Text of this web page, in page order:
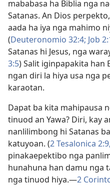
mababasa ha Biblia nga
Satanas. An Dios
aada ha iya nga mahimo
(Deuteronomio 32:4; Job
Satanas hi Jesus, nga
3:5) Salit iginpapakita han
ngan diri la hiya usa nga
karaotan.
Dapat ba kita mahipausa
tinuod an Yawa? Diri, kay
nanlilimbong hi Satanas
katuyoan. (2 Tesalonica
pinakaepektibo nga
hunahuna han damu nga
nga tinuod hiya.—2